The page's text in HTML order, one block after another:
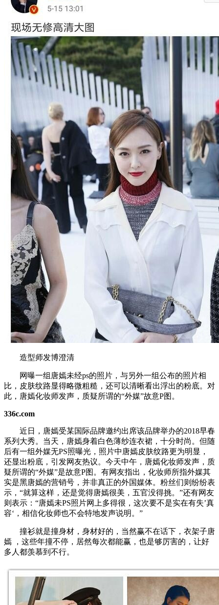
造型师发博澄清
网曝一组唐嫣未经ps的照片，与另外一组公布的照片相
比，皮肤纹路显得略微粗糙，还可以清晰看出浮出的粉底。对
此，唐嫣化妆师发声，质疑所谓的“外媒”故意P图。
336c.com
近日，唐嫣受某国际品牌邀约出席该品牌举办的2018早春
系列大秀。当天，唐嫣身着白色薄纱连衣裙，十分时尚。但随
后有一组外媒无PS照曝光，照片中唐嫣皮肤纹路更为明显，
还显出粉底，引发网友热议。今天中午，唐嫣化妆师发声，质
疑所谓的“外媒”是故意P图。有网友指出，化妆师所指外媒其
实是黑唐嫣的营销号，并非真正的外国媒体。粉丝们则纷纷表
示，“就算这样，还是觉得唐嫣很美，五官没得挑。”还有网友
则表示：“唐嫣未PS照片网上多得很，这次要不是实在有失’真
容‘，相信化妆师也不会特地发声说明。”
撞衫就是撞身材，身材好的，当然赢不在话下，衣架子唐
嫣 ，这些年撞不停，居然每次都能赢，也是够厉害的，让好
多人都羡慕到不行。